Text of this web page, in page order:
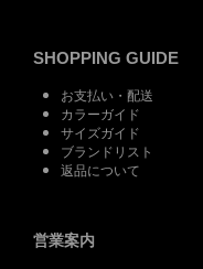
SHOPPING GUIDE
お支払い・配送
カラーガイド
サイズガイド
ブランドリスト
返品について
営業案内